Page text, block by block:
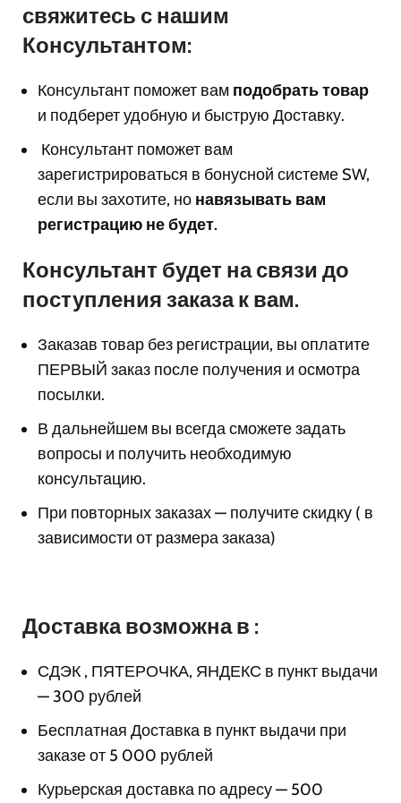
свяжитесь с нашим
Консультантом:
Консультант поможет вам подобрать товар
и подберет удобную и быструю Доставку.
Консультант поможет вам
зарегистрироваться в бонусной системе SW,
если вы захотите, но навязывать вам
регистрацию не будет.
Консультант будет на связи до
поступления заказа к вам.
Заказав товар без регистрации, вы оплатите
ПЕРВЫЙ заказ после получения и осмотра
посылки.
В дальнейшем вы всегда сможете задать
вопросы и получить необходимую
консультацию.
При повторных заказах — получите скидку ( в
зависимости от размера заказа)
Доставка возможна в :
СДЭК , ПЯТЕРОЧКА, ЯНДЕКС в пункт выдачи
— 300 рублей
Бесплатная Доставка в пункт выдачи при
заказе от 5 000 рублей
Курьерская доставка по адресу — 500